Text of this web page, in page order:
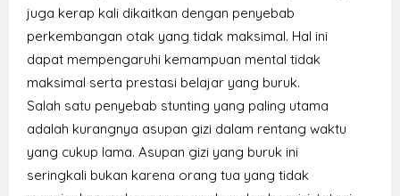
juga kerap kali dikaitkan dengan penyebab
perkembangan otak yang tidak maksimal. Hal ini
dapat mempengaruhi kemampuan mental tidak
maksimal serta prestasi belajar yang buruk.
Salah satu penyebab stunting yang paling utama
adalah kurangnya asupan gizi dalam rentang waktu
yang cukup lama. Asupan gizi yang buruk ini
seringkali bukan karena orang tua yang tidak